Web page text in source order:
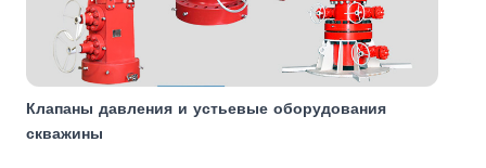
Клапаны давления и устьевые оборудования
скважины